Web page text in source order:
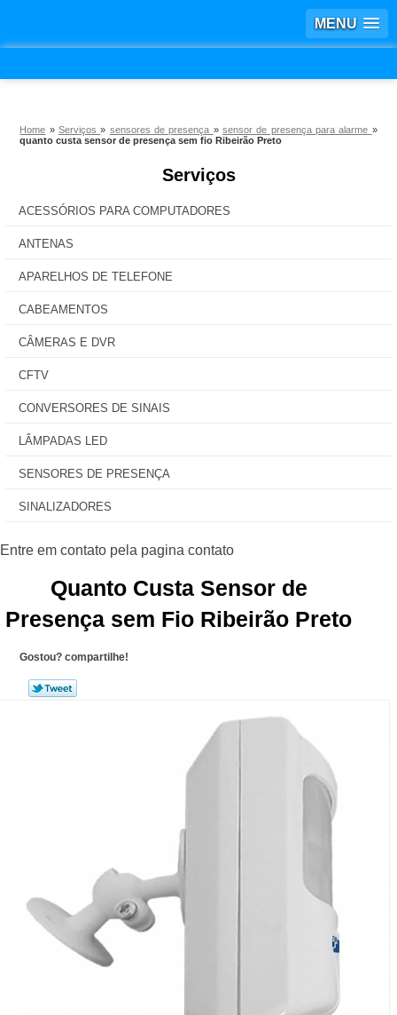
MENU
Home »Serviços» sensores de presença » sensor de presença para alarme »
quanto custa sensor de presença sem fio Ribeirão Preto
Serviços
ACESSÓRIOS PARA COMPUTADORES
ANTENAS
APARELHOS DE TELEFONE
CABEAMENTOS
CÂMERAS E DVR
CFTV
CONVERSORES DE SINAIS
LÂMPADAS LED
SENSORES DE PRESENÇA
SINALIZADORES
Quanto Custa Sensor de
Presença sem Fio Ribeirão Preto
Gostou? compartilhe!